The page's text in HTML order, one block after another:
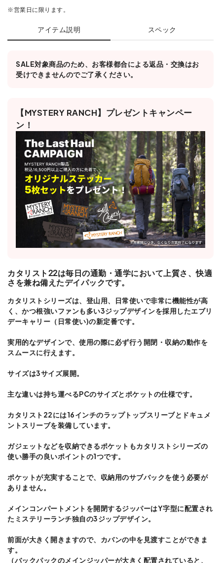
※営業日に限ります。
アイテム説明 スペック
SALE対象商品のため、お客様都合による返品・交換はお
受けできませんのでご了承ください。
【MYSTERY RANCH】プレゼントキャンペー
ン！
カタリスト22は毎日の通勤・通学において上質さ、快適
さを兼ね備えたデイパックです。
カタリストシリーズは、登山用、日常使いで非常に機能性が高
く、かつ根強いファンも多い3ジップデザインを採用したエブリ
デーキャリー（日常使い)の新定番です。
実用的なデザインで、使用の際に必ず行う開閉・収納の動作を
スムースに行えます。
サイズは3サイズ展開。
主な違いは持ち運べるPCのサイズとポケットの仕様です。
カタリスト22には16インチのラップトップスリーブとドキュメ
ントスリーブを装備しています。
ガジェットなどを収納できるポケットもカタリストシリーズの
使い勝手の良いポイントの1つです。
ポケットが充実することで、収納用のサブバックを使う必要が
ありません。
メインコンパートメントを開閉するジッパーはY字型に配置され
たミステリーランチ独自の3ジップデザイン。
前面が大きく開きますので、カバンの中を見渡すことができま
す。
（バックパックのメインジッパーが大きく配置されていると、